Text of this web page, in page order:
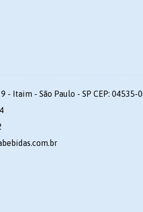
- Itaim - São Paulo - SP CEP: 04535-